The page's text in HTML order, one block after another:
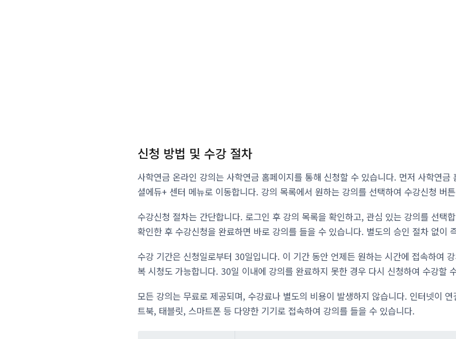
신청 방법 및 수강 절차
사학연금 온라인 강의는 사학연금 홈페이지를 통해 신청할 수 있습니다. 먼저 사학연금
셜에듀+ 센터 메뉴로 이동합니다. 강의 목록에서 원하는 강의를 선택하여 수강신청 버
수강신청 절차는 간단합니다. 로그인 후 강의 목록을 확인하고, 관심 있는 강의를 선택
확인한 후 수강신청을 완료하면 바로 강의를 들을 수 있습니다. 별도의 승인 절차 없이
수강 기간은 신청일로부터 30일입니다. 이 기간 동안 언제든 원하는 시간에 접속하여
복 시청도 가능합니다. 30일 이내에 강의를 완료하지 못한 경우 다시 신청하여 수강할
모든 강의는 무료로 제공되며, 수강료나 별도의 비용이 발생하지 않습니다. 인터넷이
트북, 태블릿, 스마트폰 등 다양한 기기로 접속하여 강의를 들을 수 있습니다.